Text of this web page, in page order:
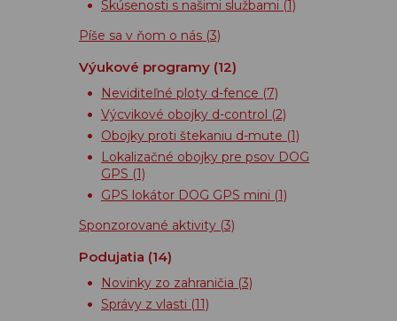
Skúsenosti s našimi službami (1)
Píše sa v ňom o nás (3)
Výukové programy (12)
Neviditeľné ploty d-fence (7)
Výcvikové obojky d-control (2)
Obojky proti štekaniu d-mute (1)
Lokalizačné obojky pre psov DOG
GPS (1)
GPS lokátor DOG GPS mini (1)
Sponzorované aktivity (3)
Podujatia (14)
Novinky zo zahraničia (3)
Správy z vlasti (11)